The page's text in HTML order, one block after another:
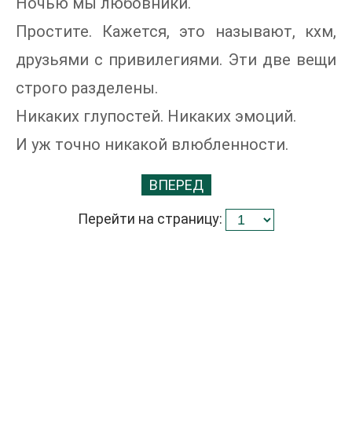
Простите. Кажется, это называют, кхм,
друзьями с привилегиями. Эти две вещи
строго разделены.
Никаких глупостей. Никаких эмоций.
И уж точно никакой влюбленности.
ВПЕРЕД
Перейти на страницу: